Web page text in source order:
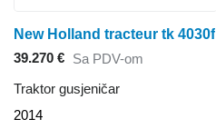
New Holland tracteur tk 4030f
39.270 € Sa PDV-om
Traktor gusjeničar
2014